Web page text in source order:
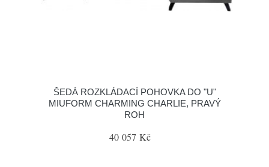
ŠEDÁ ROZKLÁDACÍ POHOVKA DO "U"
MIUFORM CHARMING CHARLIE, PRAVÝ
ROH
40 057 Kč